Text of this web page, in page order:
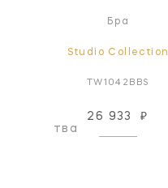
Бра
Studio Collection
TW1042BBS
26 933 ₽